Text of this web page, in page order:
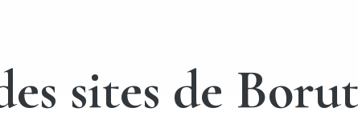
sites de